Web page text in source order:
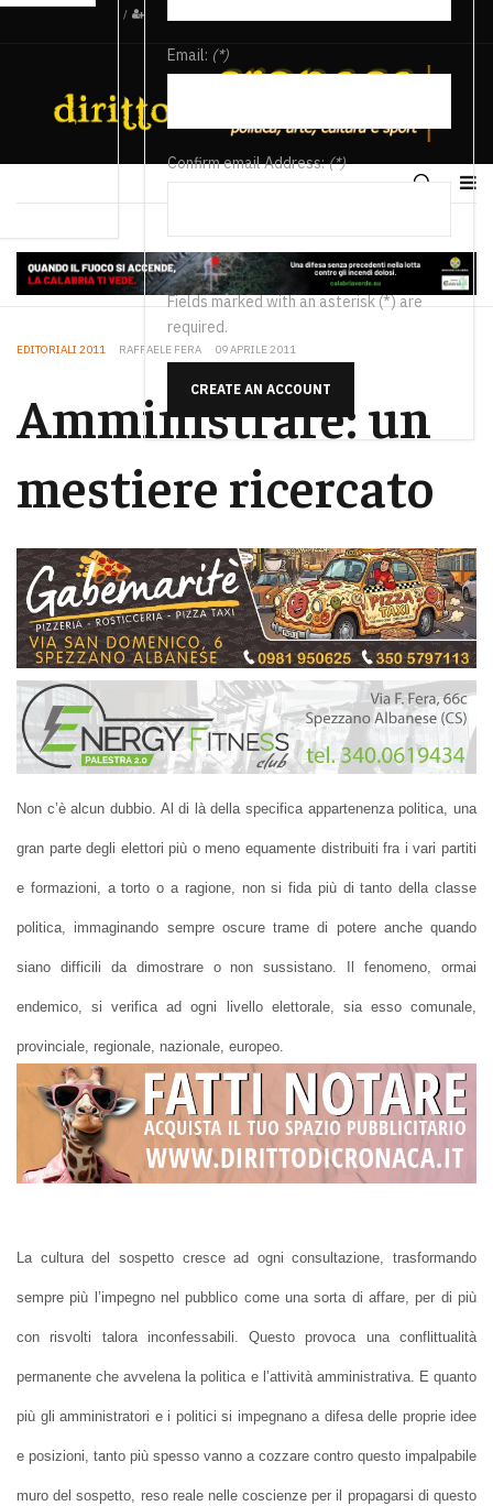
/
Email: (*)
Confirm email Address:(*)
Fields marked with an asterisk (*) are
required.
CREATE AN ACCOUNT
EDITORIALI 2011 RAFFAELE FERA 09 APRILE 2011
Amministrare: un
mestiere ricercato
Non c’è alcun dubbio. Al di là della specifica appartenenza politica, una
gran parte degli elettori più o meno equamente distribuiti fra i vari partiti
e formazioni, a torto o a ragione, non si fida più di tanto della classe
politica, immaginando sempre oscure trame di potere anche quando
siano difficili da dimostrare o non sussistano. Il fenomeno, ormai
endemico, si verifica ad ogni livello elettorale, sia esso comunale,
provinciale, regionale, nazionale, europeo.
La cultura del sospetto cresce ad ogni consultazione, trasformando
sempre più l’impegno nel pubblico come una sorta di affare, per di più
con risvolti talora inconfessabili. Questo provoca una conflittualità
permanente che avvelena la politica e l’attività amministrativa. E quanto
più gli amministratori e i politici si impegnano a difesa delle proprie idee
e posizioni, tanto più spesso vanno a cozzare contro questo impalpabile
muro del sospetto, reso reale nelle coscienze per il propagarsi di questo